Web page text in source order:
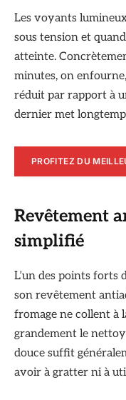
Les voyants
sous tension et
atteinte.
minutes, on
réduit par rapport à
dernier met
PROFITEZ DU
Revêtement
simplifié
L’un des points forts
son revêtement
fromage ne collent à
grandement le
douce suffit
avoir à gratter ni à